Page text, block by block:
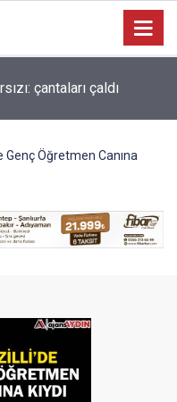
Genç Öğretmen Canına